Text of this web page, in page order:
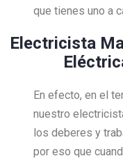
que tienes uno a
Electricista
En efecto, en el
nuestro
los deberes y
por eso que